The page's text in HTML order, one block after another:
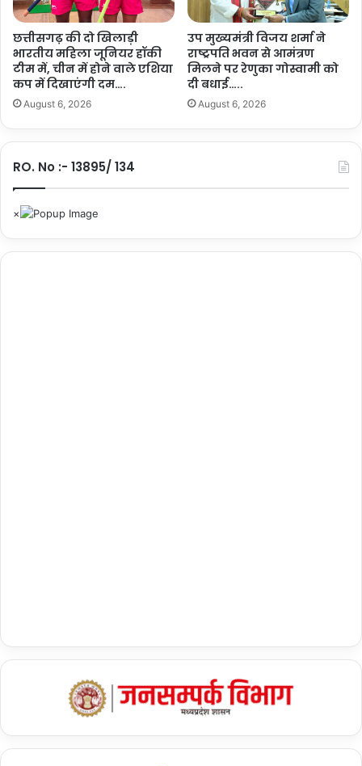
म
में
पा
रं
प
रि
री
औ
ग
ज
मा
डॉ
.
या
द
व
…
छत्तीसगढ़ की दो खिलाड़ी
भारतीय महिला जूनियर हॉकी
टीम में, चीन में होने वाले एशिया
कप में दिखाएंगी दम….
August 6, 2026
उप मुख्यमंत्री विजय शर्मा ने
राष्ट्रपति भवन से आमंत्रण
मिलने पर रेणुका गोस्वामी को
दी बधाई…..
August 6, 2026
RO. No :- 13895/ 134